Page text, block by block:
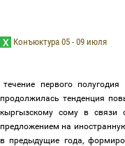
Конъюктура 05 - 09 июля
первого
продолжилась тенденция
кыргызскому сому в связи
предложением на
в предыдущие года,